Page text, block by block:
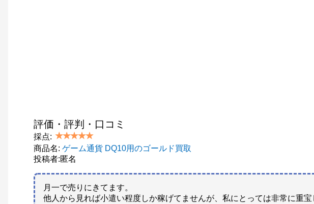
評価・評判・口コミ
採点:
商品名: ゲーム通貨 DQ10用のゴールド買取
投稿者:匿名
月一で売りにきてます。
他人から見れば小遣い程度しか稼げてませんが、私にとっては非常に重